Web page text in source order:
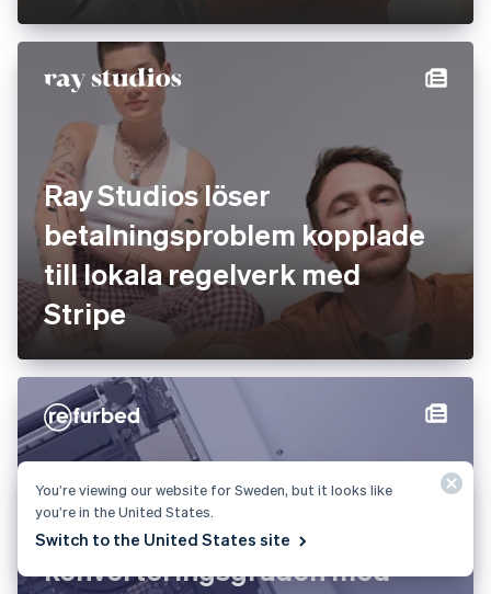
Ray Studios löser
betalningsproblem kopplade
till lokala regelverk med
Stripe
refurbed ökar
konverteringsgraden med
You’re viewing our website for Sweden, but it looks like
you’re in the United States.
Switch to the United States site